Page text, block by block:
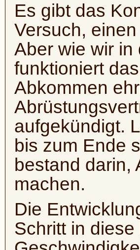
Es gibt das
Versuch,
Aber wie wir
funktioniert
Abkommen
aufgekündigt.
bis zum Ende
bestand darin,
machen.
Die
Schritt in